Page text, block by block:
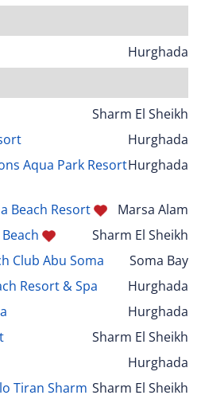
Hurghada
Sharm El Sheikh
Hurghada
Aqua Park ResortHurghada
Beach Resort
Marsa Alam
Sharm El Sheikh
Club Abu Soma
Soma Bay
Resort & Spa
Hurghada
Hurghada
Sharm El Sheikh
Hurghada
Tiran Sharm Sharm El Sheikh